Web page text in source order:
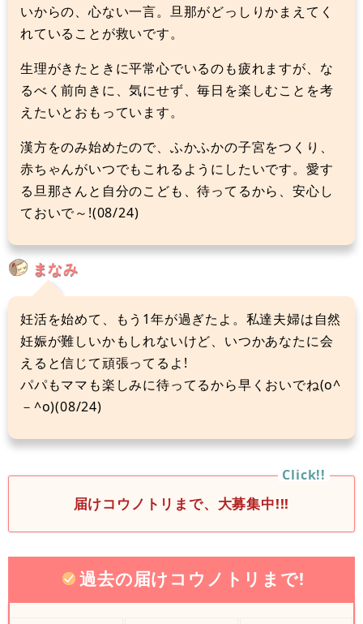
いからの、心ない一言。旦那がどっしりかまえてく
れていることが救いです。
生理がきたときに平常心でいるのも疲れますが、な
るべく前向きに、気にせず、毎日を楽しむことを考
えたいとおもっています。
漢方をのみ始めたので、ふかふかの子宮をつくり、
赤ちゃんがいつでもこれるようにしたいです。愛す
る旦那さんと自分のこども、待ってるから、安心し
ておいで～!(08/24)
まなみ
妊活を始めて、もう1年が過ぎたよ。私達夫婦は自然
妊娠が難しいかもしれないけど、いつかあなたに会
えると信じて頑張ってるよ!
パパもママも楽しみに待ってるから早くおいでね(o^
－^o)(08/24)
届けコウノトリまで、大募集中!!!
過去の届けコウノトリまで!